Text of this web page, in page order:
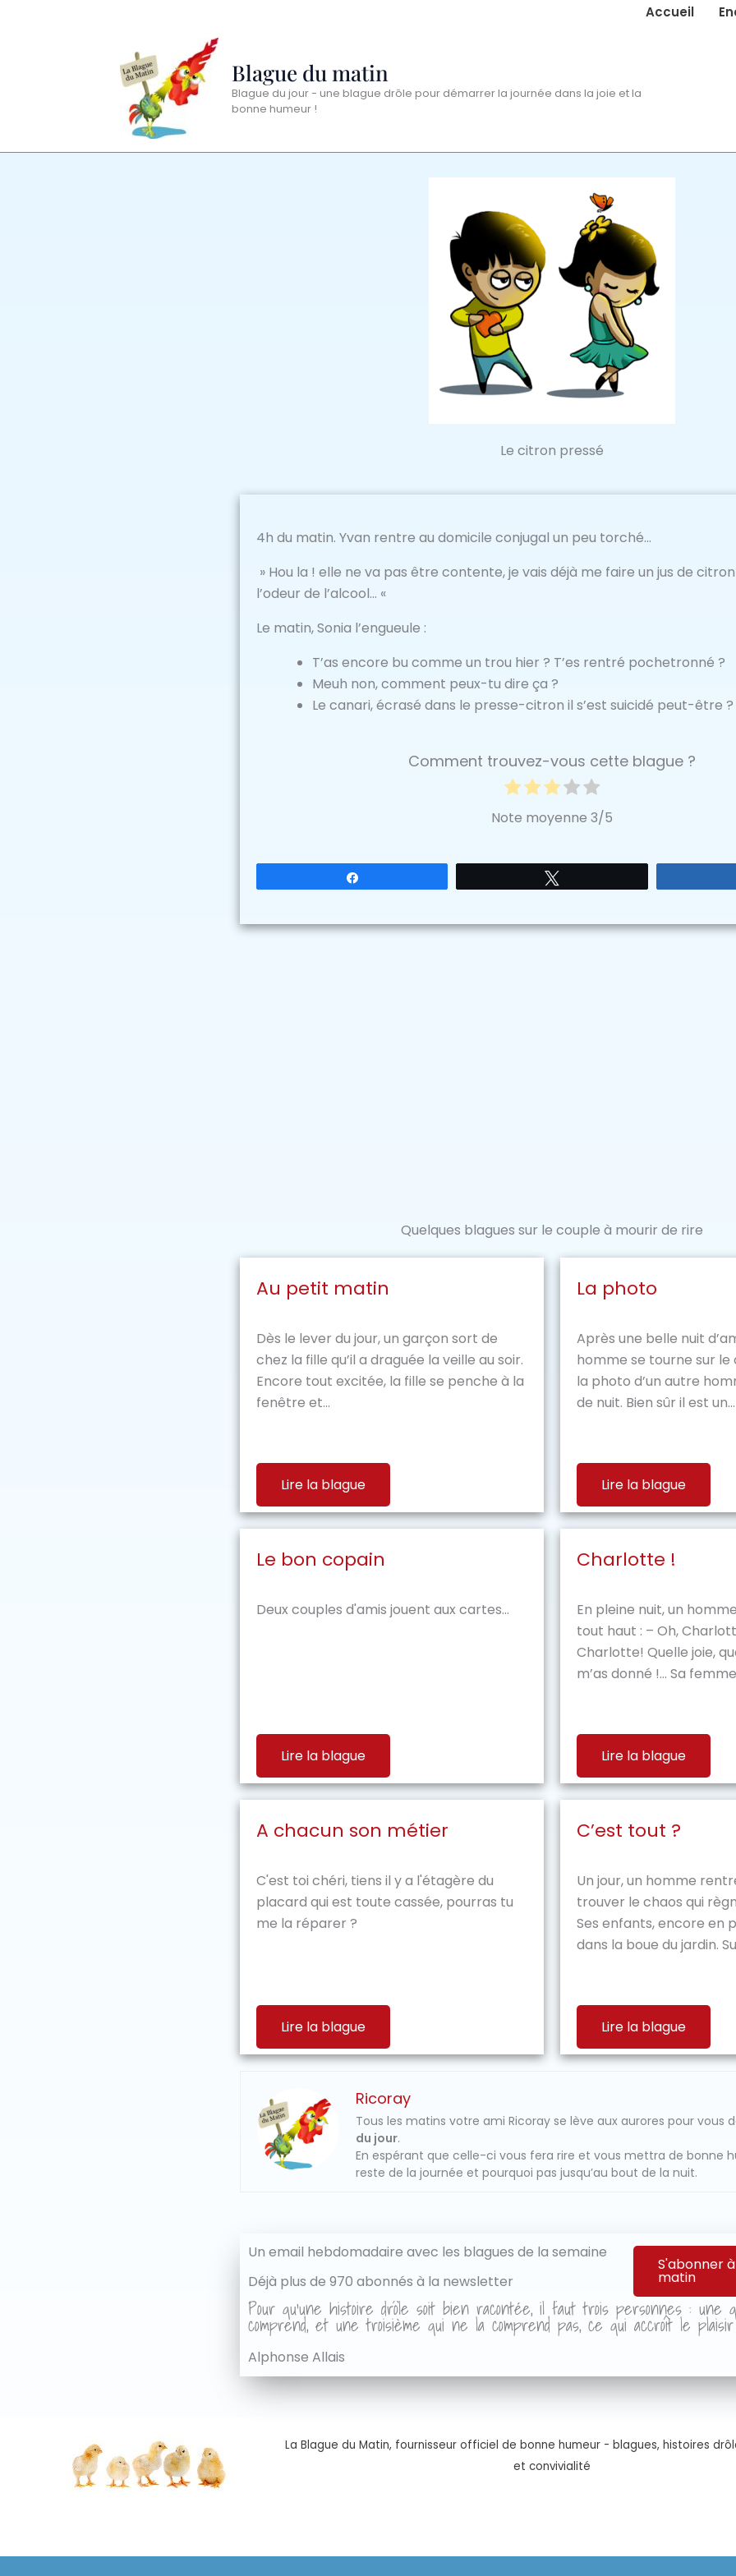
Accueil
Blague du matin
Blague du jour - une blague drôle pour démarrer la journée dans la joie et la
bonne humeur !
Le citron pressé
4h du matin. Yvan rentre au domicile conjugal un peu torché…
» Hou la ! elle ne va pas être contente, je vais déjà me faire un jus de
l’odeur de l’alcool… «
Le matin, Sonia l’engueule :
T’as encore bu comme un trou hier ? T’es rentré pochetronné ?
Meuh non, comment peux-tu dire ça ?
Le canari, écrasé dans le presse-citron il s’est suicidé peut-être ?
Comment trouvez-vous cette blague ?
Note moyenne 3/5
Quelques blagues sur le couple à mourir de rire
Au petit matin
Dès le lever du jour, un garçon sort de
chez la fille qu’il a draguée la veille au soir.
Encore tout excitée, la fille se penche à la
fenêtre et...
Lire la blague
La photo
Après une belle nuit
homme se tourne sur
la photo d’un autre
de nuit. Bien sûr il est un...
Lire la blague
Le bon copain
Deux couples d'amis jouent aux cartes...
Lire la blague
Charlotte !
En pleine nuit, un
tout haut : – Oh,
Charlotte! Quelle joie,
m’as donné !… Sa
Lire la blague
A chacun son métier
C'est toi chéri, tiens il y a l'étagère du
placard qui est toute cassée, pourras tu
me la réparer ?
Lire la blague
C’est tout ?
Un jour, un homme
trouver le chaos qui
Ses enfants, encore en
dans la boue du jardin.
Lire la blague
Ricoray
Tous les matins votre ami Ricoray se lève aux aurores pour vous
du jour.
En espérant que celle-ci vous fera rire et vous mettra de bonne
reste de la journée et pourquoi pas jusqu’au bout de la nuit.
Un email hebdomadaire avec les blagues de la semaine
Déjà plus de 970 abonnés à la newsletter
S'abonner
matin
Pour qu'une histoire drôle soit bien racontée, il faut trois personnes : une
comprend, et une troisième qui ne la comprend pas, ce qui accroît le
Alphonse Allais
La Blague du Matin, fournisseur officiel de bonne humeur - blagues, histoires
et convivialité